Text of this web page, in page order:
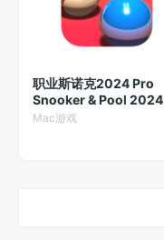
职业斯诺克2024 Pro
Snooker & Pool 2024
Mac版 斯诺克竞技游戏
Mac游戏